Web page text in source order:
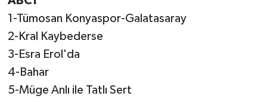
1-Tümosan Konyaspor-Galatasaray
2-Kral Kaybederse
3-Esra Erol'da
4-Bahar
5-Müge Anlı ile Tatlı Sert